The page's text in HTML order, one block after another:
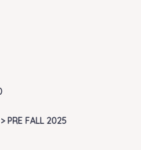
PRE FALL 2025